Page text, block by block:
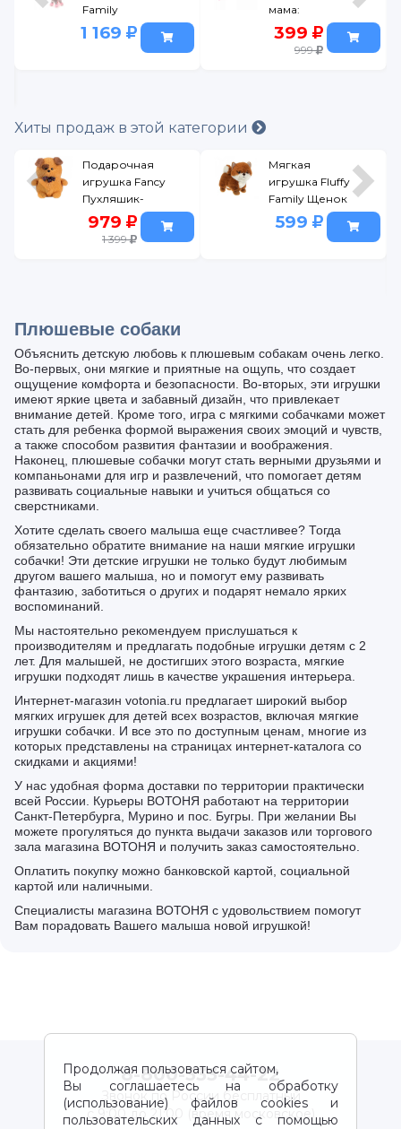
Family
Китайская
хохлатая
1 169
мама:
Сюрпризы-
щенята в
399
999
Хиты продаж в этой категории
Подарочная
игрушка Fancy
Пухляшик-
кудряшик
собачка
979
1 399
Мягкая
игрушка Fluffy
Family Щенок
Шпиц 20 см
599
Плюшевые собаки
Объяснить детскую любовь к плюшевым собакам очень легко.
Во-первых, они мягкие и приятные на ощупь, что создает
ощущение комфорта и безопасности. Во-вторых, эти игрушки
имеют яркие цвета и забавный дизайн, что привлекает
внимание детей. Кроме того, игра с мягкими собачками может
стать для ребенка формой выражения своих эмоций и чувств,
а также способом развития фантазии и воображения.
Наконец, плюшевые собачки могут стать верными друзьями и
компаньонами для игр и развлечений, что помогает детям
развивать социальные навыки и учиться общаться со
сверстниками.
Хотите сделать своего малыша еще счастливее? Тогда
обязательно обратите внимание на наши мягкие игрушки
собачки! Эти детские игрушки не только будут любимым
другом вашего малыша, но и помогут ему развивать
фантазию, заботиться о других и подарят немало ярких
воспоминаний.
Мы настоятельно рекомендуем прислушаться к
производителям и предлагать подобные игрушки детям с 2
лет. Для малышей, не достигших этого возраста, мягкие
игрушки подходят лишь в качестве украшения интерьера.
Интернет-магазин votonia.ru предлагает широкий выбор
мягких игрушек для детей всех возрастов, включая мягкие
игрушки собачки. И все это по доступным ценам, многие из
которых представлены на страницах интернет-каталога со
скидками и акциями!
У нас удобная форма доставки по территории практически
всей России. Курьеры ВОТОНЯ работают на территории
Санкт-Петербурга, Мурино и пос. Бугры. При желании Вы
можете прогуляться до пункта выдачи заказов или торгового
зала магазина ВОТОНЯ и получить заказ самостоятельно.
Оплатить покупку можно банковской картой, социальной
картой или наличными.
Специалисты магазина ВОТОНЯ с удовольствием помогут
Вам порадовать Вашего малыша новой игрушкой!
Продолжая пользоваться сайтом,
Вы соглашаетесь на обработку
(использование) файлов cookies и
пользовательских данных с помощью
8-800-333-44-22
Звонок по России бесплатный
с 9:00 до 21:00 (время московское)